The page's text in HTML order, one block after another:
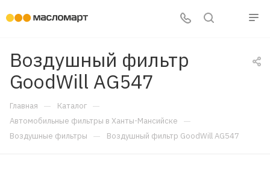
Воздушный фильтр
GoodWill AG547
Главная — Каталог —
Автомобильные фильтры в Ханты-Мансийске —
Воздушные фильтры — Воздушный фильтр GoodWill AG547